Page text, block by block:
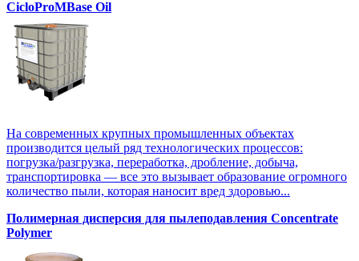
CicloProMBase Oil
На современных крупных промышленных объектах
производится целый ряд технологических процессов:
погрузка/разгрузка, переработка, дробление, добыча,
транспортировка — все это вызывает образование огромного
количество пыли, которая наносит вред здоровью...
Полимерная дисперсия для пылеподавления Concentrate
Polymer